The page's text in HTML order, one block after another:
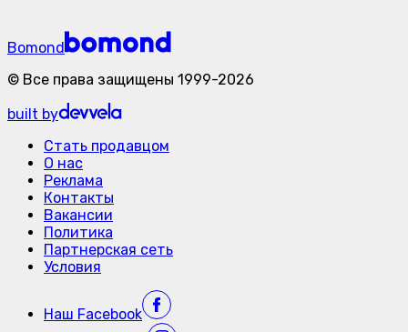
Bomond
© Все права защищены 1999-2026
built by
Стать продавцом
О нас
Реклама
Контакты
Вакансии
Политика
Партнерская сеть
Условия
Наш Facebook